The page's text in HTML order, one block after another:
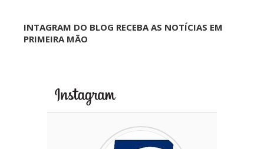
INTAGRAM DO BLOG RECEBA AS NOTÍCIAS EM
PRIMEIRA MÃO